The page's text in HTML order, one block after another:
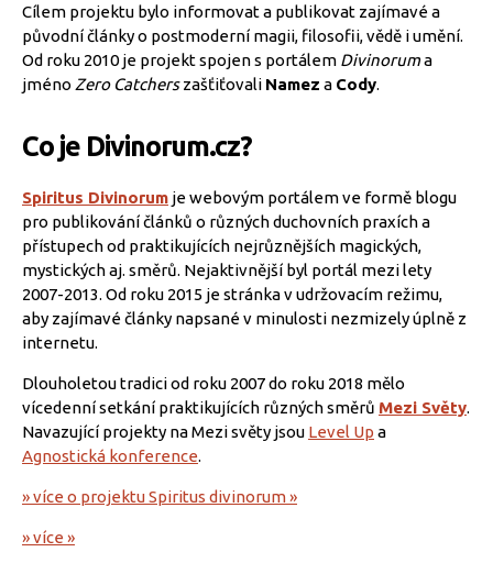
Cílem projektu bylo informovat a publikovat zajímavé a
původní články o postmoderní magii, filosofii, vědě i umění.
Od roku 2010 je projekt spojen s portálem Divinoruma
jméno Zero Catcherszašťiťovali Namez a Cody.
Co je Divinorum.cz?
Spiritus Divinorum je webovým portálem ve formě blogu
pro publikování článků o různých duchovních praxích a
přístupech od praktikujících nejrůznějších magických,
mystických aj. směrů. Nejaktivnější byl portál mezi lety
2007-2013. Od roku 2015 je stránka v udržovacím režimu,
aby zajímavé články napsané v minulosti nezmizely úplně z
internetu.
Dlouholetou tradici od roku 2007 do roku 2018 mělo
vícedenní setkání praktikujících různých směrů Mezi Světy.
Navazující projekty na Mezi světy jsou Level Up a
Agnostická konference.
» více o projektu Spiritus divinorum »
» více »